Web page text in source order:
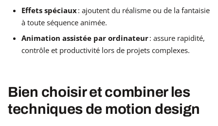
Effets spéciaux: ajoutent du réalisme ou de la fantaisie
à toute séquence animée.
Animation assistée par ordinateur: assure rapidité,
contrôle et productivité lors de projets complexes.
Bien choisir et combiner les
techniques de motion design